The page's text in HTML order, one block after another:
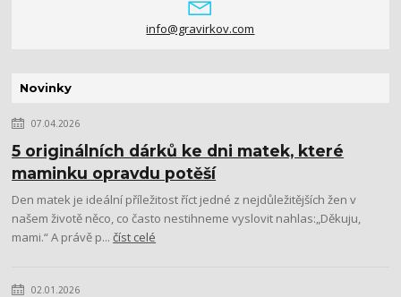
info@gravirkov.com
Novinky
07.04.2026
5 originálních dárků ke dni matek, které
maminku opravdu potěší
Den matek je ideální příležitost říct jedné z nejdůležitějších žen v
našem životě něco, co často nestihneme vyslovit nahlas:„Děkuju,
mami.“ A právě p...číst celé
02.01.2026